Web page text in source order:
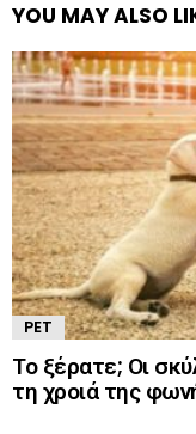
YOU MAY ALSO
PET
Το ξέρατε; Οι
τη χροιά της